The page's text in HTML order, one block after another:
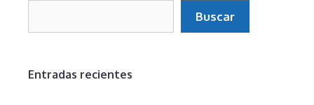
Buscar
Entradas recientes